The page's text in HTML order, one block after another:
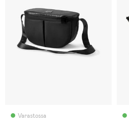
Varastossa